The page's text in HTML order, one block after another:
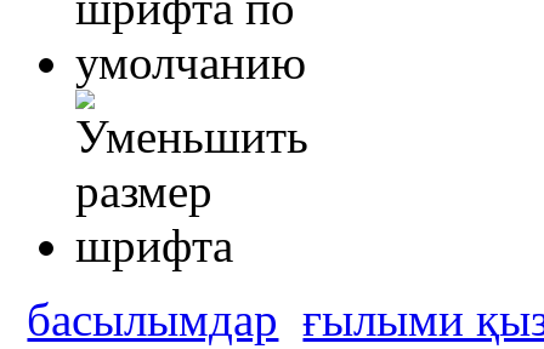
басылымдар ғылыми